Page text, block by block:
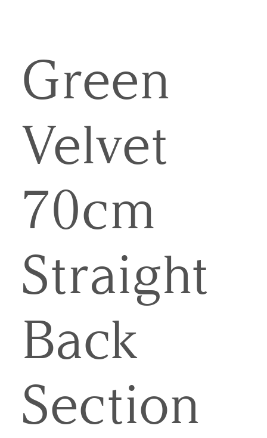
Green
Velvet
70cm
Straight
Back
Section